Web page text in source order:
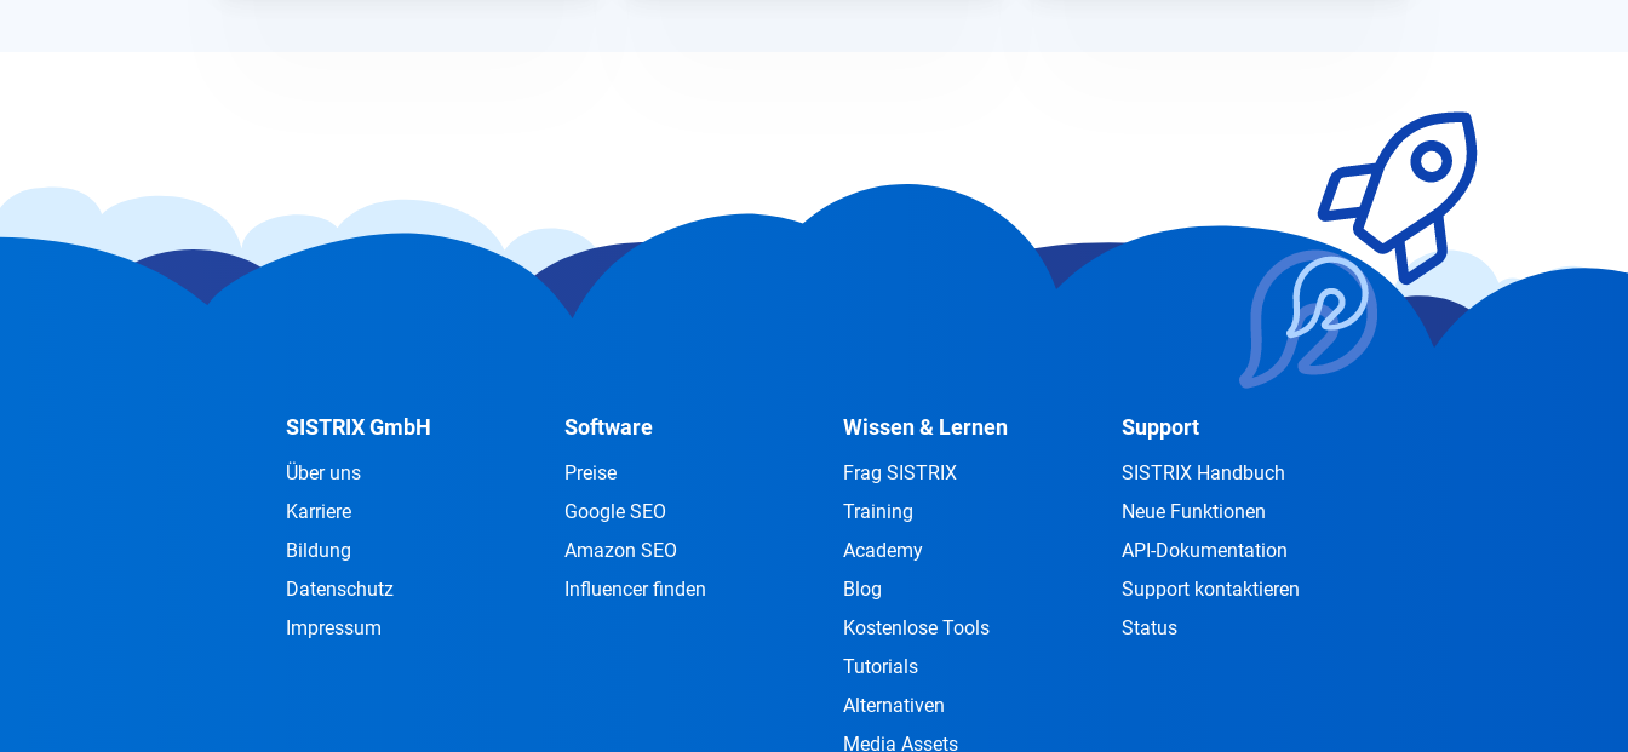
SISTRIX GmbH
Über uns
Karriere
Bildung
Datenschutz
Impressum
Software
Preise
Google SEO
Amazon SEO
Influencer finden
Wissen & Lernen
Frag SISTRIX
Training
Academy
Blog
Kostenlose Tools
Tutorials
Alternativen
Media Assets
Support
SISTRIX Handbuch
Neue Funktionen
API-Dokumentation
Support kontaktieren
Status